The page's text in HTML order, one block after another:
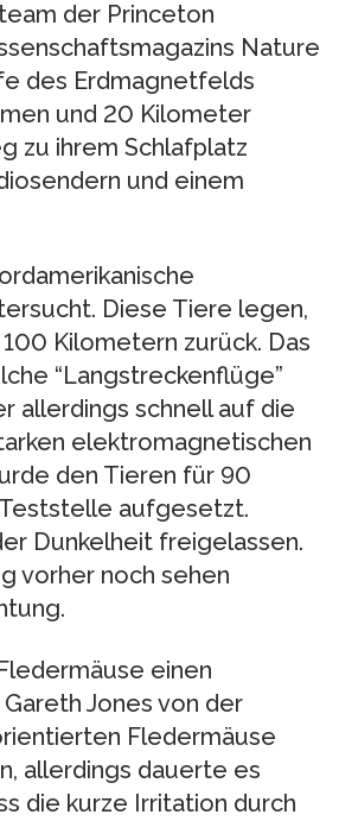
der Princeton
Nature
des Erdmagnetfelds
und 20 Kilometer
zu ihrem Schlafplatz
und einem
Diese Tiere legen,
Kilometern zurück. Das
“Langstreckenflüge”
allerdings schnell auf die
elektromagnetischen
den Tieren für 90
aufgesetzt.
Dunkelheit freigelassen.
vorher noch sehen
einen
Jones von der
Fledermäuse
allerdings dauerte es
die kurze Irritation durch